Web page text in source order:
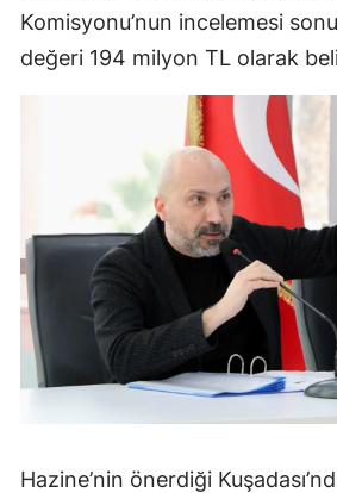
Komisyonu’nun incelemesi
değeri 194 milyon TL olarak
Hazine’nin önerdiği